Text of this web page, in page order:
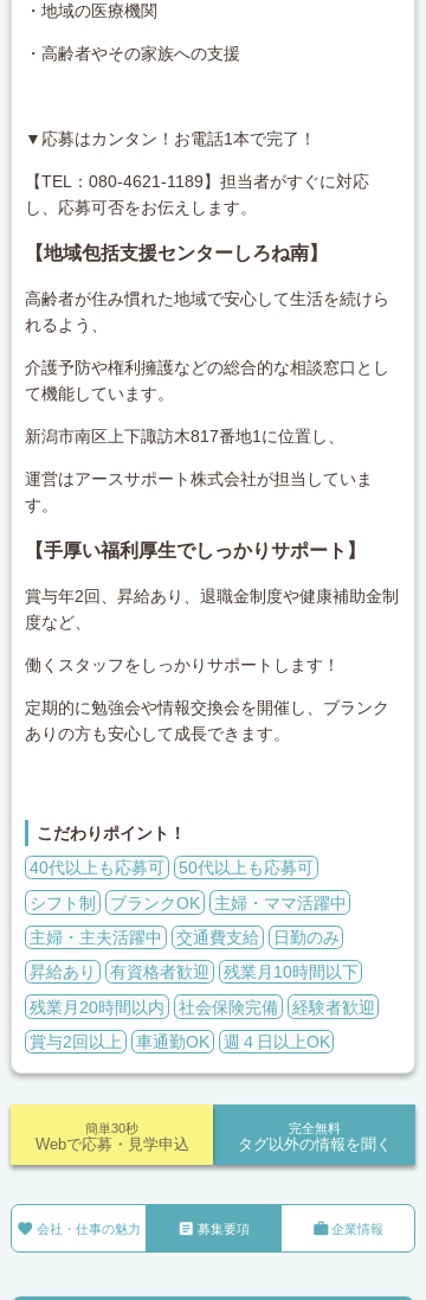
・地域の医療機関
・高齢者やその家族への支援
▼応募はカンタン！お電話1本で完了！
【TEL：080-4621-1189】担当者がすぐに対応
し、応募可否をお伝えします。
【地域包括支援センターしろね南】
高齢者が住み慣れた地域で安心して生活を続けら
れるよう、
介護予防や権利擁護などの総合的な相談窓口とし
て機能しています。
新潟市南区上下諏訪木817番地1に位置し、
運営はアースサポート株式会社が担当していま
す。
【手厚い福利厚生でしっかりサポート】
賞与年2回、昇給あり、退職金制度や健康補助金制
度など、
働くスタッフをしっかりサポートします！
定期的に勉強会や情報交換会を開催し、ブランク
ありの方も安心して成長できます。
こだわりポイント！
40代以上も応募可
50代以上も応募可
シフト制
ブランクOK
主婦・ママ活躍中
主婦・主夫活躍中
交通費支給
日勤のみ
昇給あり
有資格者歓迎
残業月10時間以下
残業月20時間以内
社会保険完備
経験者歓迎
賞与2回以上
車通勤OK 週４日以上OK
完全無料
タグ以外の情報を聞く
簡単30秒
Webで応募・見学申込
 会社・仕事の魅力  募集要項 企業情報